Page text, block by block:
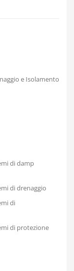
e Isolamento
di damp
di drenaggio
di
di protezione